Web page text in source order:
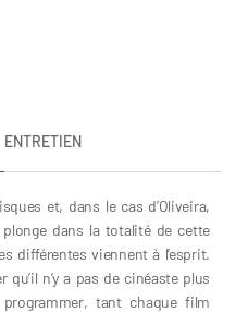
ENTRETIEN
et, dans le cas d’Oliveira,
dans la totalité de cette
différentes viennent à l’esprit.
n’y a pas de cinéaste plus
tant chaque film